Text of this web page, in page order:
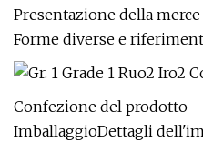
Presentazione della merce
Forme diverse e
Confezione del prodotto
ImballaggioDettagli